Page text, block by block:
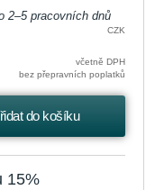
2–5 pracovních dnů
CZK
včetně DPH
bez přepravních poplatků
do košíku
15%